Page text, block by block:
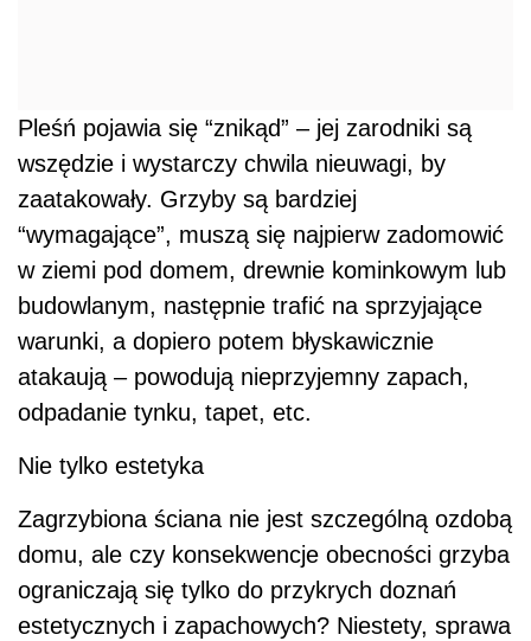
Nie tylko estetyka
Zagrzybiona ściana nie jest szczególną ozdobą
domu, ale czy konsekwencje obecności grzyba
ograniczają się tylko do przykrych doznań
estetycznych i zapachowych? Niestety, sprawa
jest dużo poważniejsza.
Przede wszystkim grzyb w domu jest bardzo
niebezpieczny dla zdrowia – wdychanie
problemy z oddychaniem, alergie, bóle i
zawroty głowy, a w skrajnych przypadkach
nawet nowotwory. Szczególnie niebezpieczne
jest to dladzieci, u których te dolegliwości
występują szybciej i mają ostrzejszy przebieg.